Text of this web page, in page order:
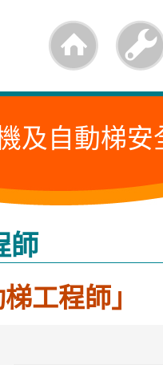
及自動梯安
師
工程師」